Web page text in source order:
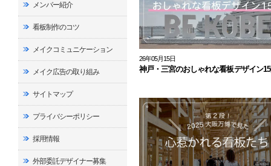
26年05月15日
神戸・三宮のおしゃれな看板デザイン
メンバー紹介
看板制作のコツ
メイクコミュニケーション
メイク広告の取り組み
サイトマップ
プライバシーポリシー
採用情報
外部委託デザイナー募集